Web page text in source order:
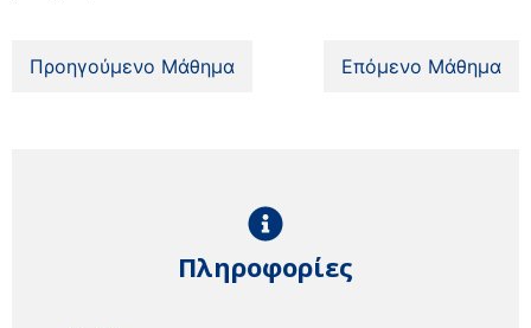
Προηγούμενο Μάθημα Επόμενο Μάθημα
Πληροφορίες